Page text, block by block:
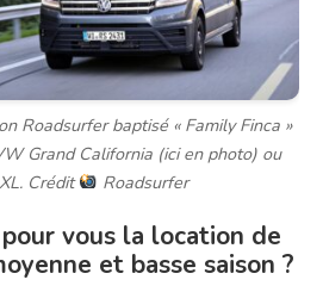
Roadsurfer baptisé « Family Finca »
Grand California (ici en photo) ou
Crédit
Roadsurfer
vous la location de
et basse saison ?